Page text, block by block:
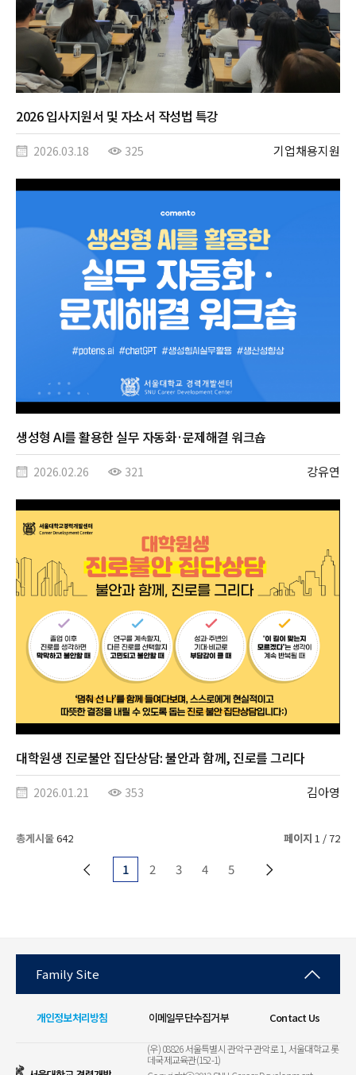
2026 입사지원서 및 자소서 작성법 특강
2026.03.18 325 기업채용지원
생성형 AI를 활용한 실무 자동화·문제해결 워크숍
2026.02.26 321 강유연
대학원생 진로불안 집단상담: 불안과 함께, 진로를 그리다
2026.01.21 353 김아영
총게시물642 페이지 1 / 72
1 2 3 4 5
개인정보처리방침 이메일무단수집거부 Contact Us
Family Site
(우) 08826 서울특별시 관악구 관악로 1, 서울대학교 롯
데국제교육관(152-1)